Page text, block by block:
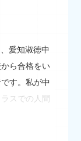
愛知淑徳中
ら合格をい
す。私が中
スでの人間